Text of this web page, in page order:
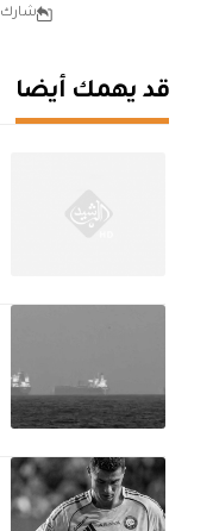
شارك
قد يهمك أيضا